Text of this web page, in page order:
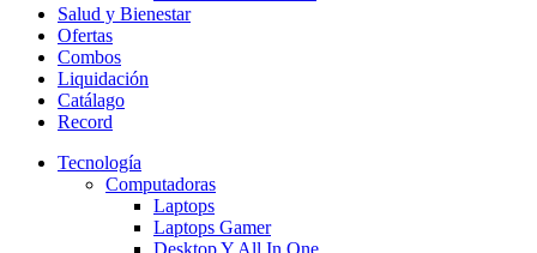
Salud y Bienestar
Ofertas
Combos
Liquidación
Catálago
Record
Tecnología
Computadoras
Laptops
Laptops Gamer